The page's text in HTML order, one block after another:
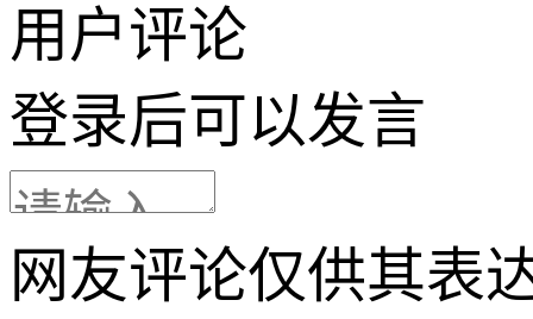
用户评论
登录后可以发言
网友评论仅供其表